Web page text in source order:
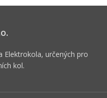
Elektrokola, určených pro
kol.